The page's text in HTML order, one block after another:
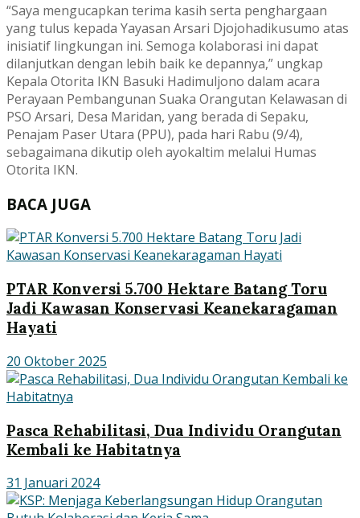
“Saya mengucapkan terima kasih serta penghargaan
yang tulus kepada Yayasan Arsari Djojohadikusumo atas
inisiatif lingkungan ini. Semoga kolaborasi ini dapat
dilanjutkan dengan lebih baik ke depannya,” ungkap
Kepala Otorita IKN Basuki Hadimuljono dalam acara
Perayaan Pembangunan Suaka Orangutan Kelawasan di
PSO Arsari, Desa Maridan, yang berada di Sepaku,
Penajam Paser Utara (PPU), pada hari Rabu (9/4),
sebagaimana dikutip oleh ayokaltim melalui Humas
Otorita IKN.
BACA JUGA
PTAR Konversi 5.700 Hektare Batang Toru
Jadi Kawasan Konservasi Keanekaragaman
Hayati
20 Oktober 2025
Pasca Rehabilitasi, Dua Individu Orangutan
Kembali ke Habitatnya
31 Januari 2024